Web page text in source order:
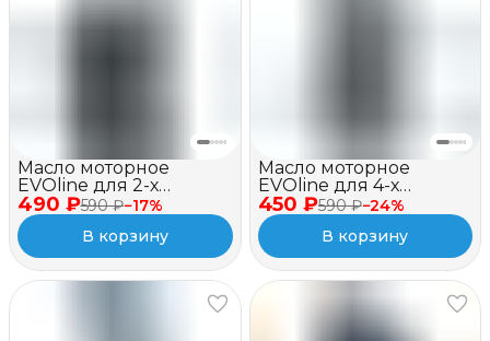
490 ₽590 ₽−17%
Масло моторное
EVOline для 2-х
тактных двигателей,
полусинтетическое,
API TC, 1 лВ корзину
450 ₽590 ₽−24%
Масло моторное
EVOline для 4-х
тактных двигателей,
полусинтетическое,
SAE 10W-40 API SJ/CF, 1
л
В корзину